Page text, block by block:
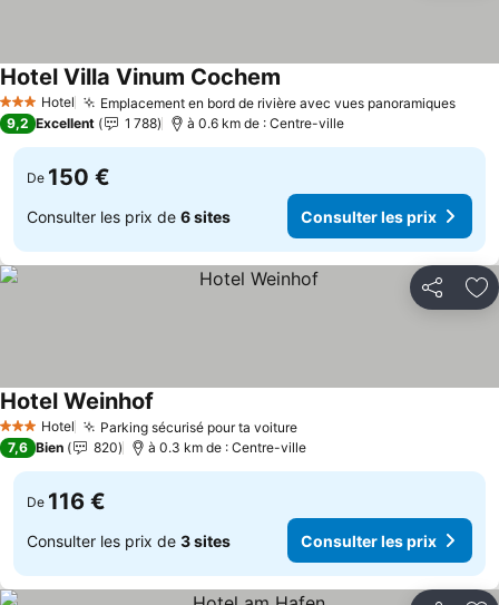
3 ÉtoilesHotel Emplacement en bord de rivière avec vues panoramiques
Hotel Villa Vinum Cochem
9,2 Excellent 1 788 à 0.6 km de : Centre-ville
De 150 €
Consulter les prix de 6 sites Consulter les prix
Partager
3 ÉtoilesHotel Parking sécurisé pour ta voiture
Hotel Weinhof
7,6 Bien 820 à 0.3 km de : Centre-ville
De 116 €
Consulter les prix de 3 sites Consulter les prix